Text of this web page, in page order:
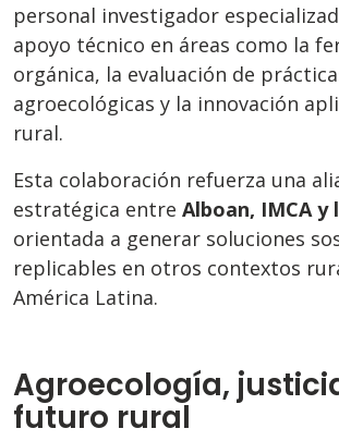
personal investigador
apoyo técnico en áreas como la
orgánica, la evaluación de
agroecológicas y la innovación
rural.
Esta colaboración refuerza una
estratégica entre Alboan, IMCA y
orientada a generar soluciones
replicables en otros contextos
América Latina.
Agroecología,
futuro rural